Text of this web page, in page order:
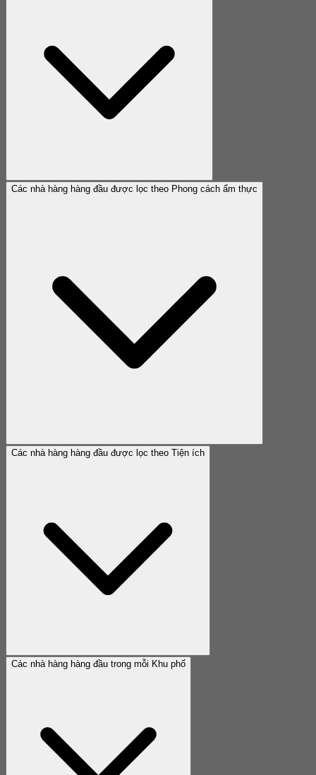
Các nhà hàng hàng đầu được lọc theo Phong cách ẩm thực
Các nhà hàng hàng đầu được lọc theo Tiện ích
Các nhà hàng hàng đầu trong mỗi Khu phố